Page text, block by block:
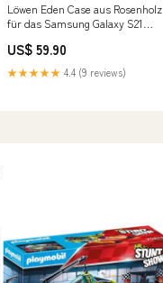
Löwen Eden Case aus Rosenholz
für das Samsung Galaxy S21
US$ 59.90
★★★★★ 4.4 (9 reviews)